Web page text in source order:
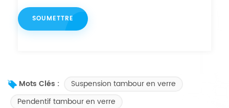
Mots Clés :
Suspension tambour en verre
Pendentif tambour en verre